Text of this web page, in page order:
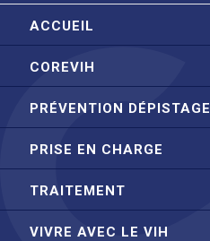
ACCUEIL
COREVIH
PRÉVENTION DÉPISTAGE
PRISE EN CHARGE
TRAITEMENT
VIVRE AVEC LE VIH